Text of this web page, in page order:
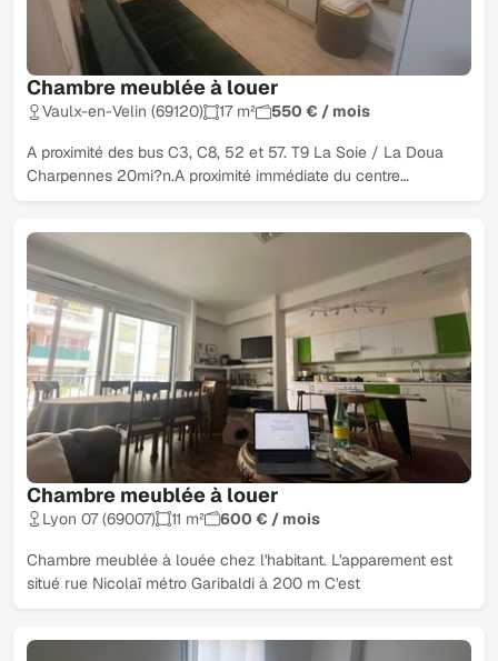
Chambre meublée à louer
Vaulx-en-Velin (69120) 17 m² 550 € / mois
A proximité des bus C3, C8, 52 et 57. T9 La Soie / La Doua
Charpennes 20mi?n.A proximité immédiate du centre…
Chambre meublée à louer
Lyon 07 (69007) 11 m² 600 € / mois
Chambre meublée à louée chez l'habitant. L'apparement est
situé rue Nicolaï métro Garibaldi à 200 m C'est